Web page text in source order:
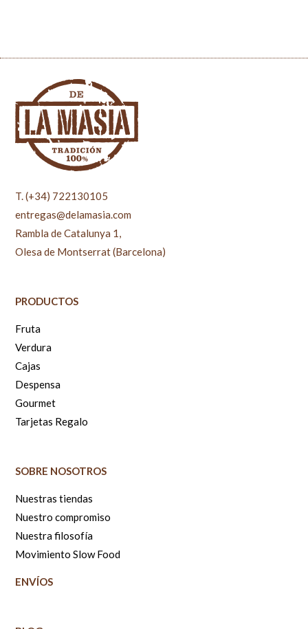
T. (+34) 722130105
entregas@delamasia.com
Rambla de Catalunya 1,
Olesa de Montserrat (Barcelona)
PRODUCTOS
Fruta
Verdura
Cajas
Despensa
Gourmet
Tarjetas Regalo
SOBRE NOSOTROS
Nuestras tiendas
Nuestro compromiso
Nuestra filosofía
Movimiento Slow Food
ENVÍOS